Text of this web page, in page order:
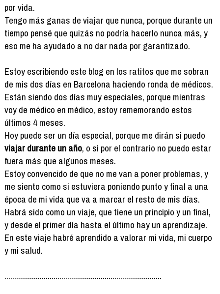
por vida.
Tengo más ganas de viajar que nunca, porque durante un
tiempo pensé que quizás no podría hacerlo nunca más, y
eso me ha ayudado a no dar nada por garantizado.
Estoy escribiendo este blog en los ratitos que me sobran
de mis dos días en Barcelona haciendo ronda de médicos.
Están siendo dos días muy especiales, porque mientras
voy de médico en médico, estoy rememorando estos
últimos 4 meses.
Hoy puede ser un día especial, porque me dirán si puedo
viajar durante un año, o si por el contrario no puedo estar
fuera más que algunos meses.
Estoy convencido de que no me van a poner problemas, y
me siento como si estuviera poniendo punto y final a una
época de mi vida que va a marcar el resto de mis días.
Habrá sido como un viaje, que tiene un principio y un final,
y desde el primer día hasta el último hay un aprendizaje.
En este viaje habré aprendido a valorar mi vida, mi cuerpo
y mi salud.
................................................................................